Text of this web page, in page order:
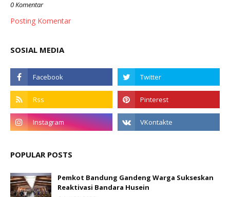
0 Komentar
Posting Komentar
SOSIAL MEDIA
POPULAR POSTS
Pemkot Bandung Gandeng Warga Sukseskan
Reaktivasi Bandara Husein